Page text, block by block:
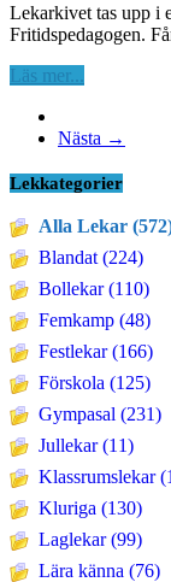
Lekarkivet tas upp i
Fritidspedagogen.
Läs mer...
Nästa →
Lekkategorier
Alla Lekar
Blandat (224)
Bollekar (110)
Femkamp (48)
Festlekar (166)
Förskola (125)
Gympasal (231)
Jullekar (11)
Klassrumslekar
Kluriga (130)
Laglekar (99)
Lära känna (76)